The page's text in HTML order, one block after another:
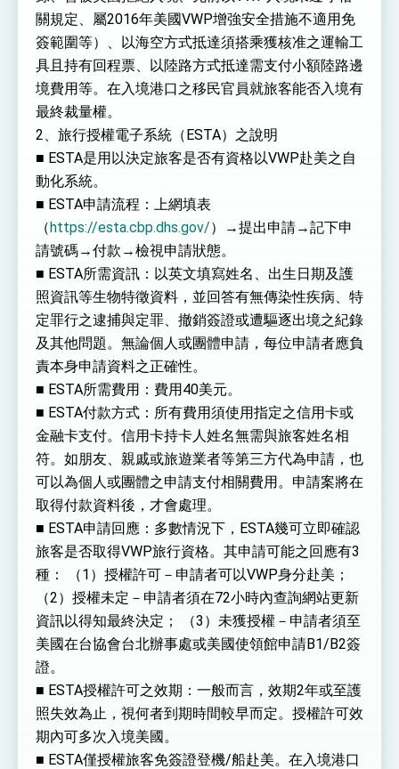
總統重要談話
外交部重要言論
我國政府將在美國亞利桑納州設立「駐鳳凰城辦
事處」，進一步深化台美交流合作
關規定、屬2016年美國VWP增強安全措施不適用免
簽範圍等）、以海空方式抵達須搭乘獲核准之運輸工
具且持有回程票、以陸路方式抵達需支付小額陸路邊
境費用等。在入境港口之移民官員就旅客能否入境有
最終裁量權。
2、旅行授權電子系統（ESTA）之說明
■ ESTA是用以決定旅客是否有資格以VWP赴美之自
動化系統。
■ ESTA申請流程：上網填表
（https://esta.cbp.dhs.gov/）→提出申請→記下申
請號碼→付款→檢視申請狀態。
■ ESTA所需資訊：以英文填寫姓名、出生日期及護
照資訊等生物特徵資料，並回答有無傳染性疾病、特
定罪行之逮捕與定罪、撤銷簽證或遭驅逐出境之紀錄
及其他問題。無論個人或團體申請，每位申請者應負
責本身申請資料之正確性。
■ ESTA所需費用：費用40美元。
■ ESTA付款方式：所有費用須使用指定之信用卡或
金融卡支付。信用卡持卡人姓名無需與旅客姓名相
符。如朋友、親戚或旅遊業者等第三方代為申請，也
可以為個人或團體之申請支付相關費用。申請案將在
取得付款資料後，才會處理。
■ ESTA申請回應：多數情況下，ESTA幾可立即確認
旅客是否取得VWP旅行資格。其申請可能之回應有3
種： （1）授權許可－申請者可以VWP身分赴美；
（2）授權未定－申請者須在72小時內查詢網站更新
資訊以得知最終決定； （3）未獲授權－申請者須至
美國在台協會台北辦事處或美國使領館申請B1/B2簽
證。
■ ESTA授權許可之效期：一般而言，效期2年或至護
照失效為止，視何者到期時間較早而定。授權許可效
期內可多次入境美國。
■ ESTA僅授權旅客免簽證登機/船赴美。在入境港口